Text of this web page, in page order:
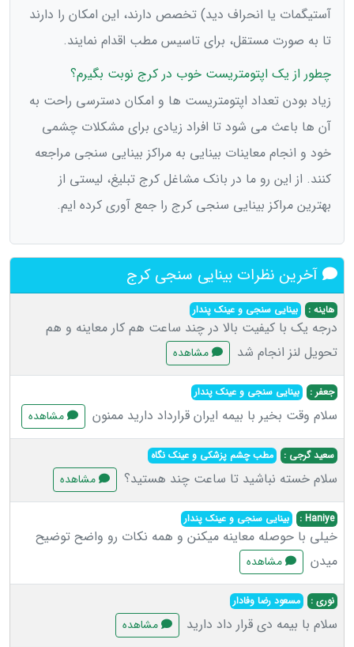
آستیگمات یا انحراف دید) تخصص دارند، این امکان را دارند
تا به صورت مستقل، برای تاسیس مطب اقدام نمایند.
چطور از یک اپتومتریست خوب در کرج نوبت بگیرم؟
زیاد بودن تعداد اپتومتریست ها و امکان دسترسی راحت به
آن ها باعث می شود تا افراد زیادی برای مشکلات چشمی
خود و انجام معاینات بینایی به مراکز بینایی سنجی مراجعه
کنند. از این رو ما در بانک مشاغل کرج تبلیغ، لیستی از
بهترین مراکز بینایی سنجی کرج را جمع آوری کرده ایم.
آخرین نظرات بینایی سنجی کرج
هاینه : بینایی سنجی و عینک پندار
درجه یک با کیفیت بالا در چند ساعت هم کار معاینه و هم
تحویل لنز انجام شد
مشاهده
جعفر : بینایی سنجی و عینک پندار
سلام وقت بخیر با بیمه ایران قرارداد دارید ممنون مشاهده
سعید گرجی : مطب چشم پزشکی و عینک نگاه
سلام خسته نباشید تا ساعت چند هستید؟ مشاهده
Haniye : بینایی سنجی و عینک پندار
خیلی با حوصله معاینه میکنن و همه نکات رو واضح توضیح
میدن
مشاهده
نوری : مسعود رضا وفادار
سلام با بیمه دی قرار داد دارید مشاهده